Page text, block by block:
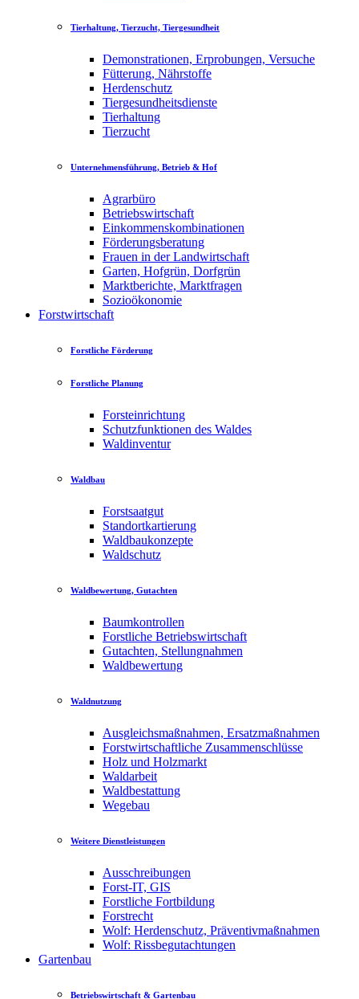
Tierhaltung, Tierzucht, Tiergesundheit
Demonstrationen, Erprobungen, Versuche
Fütterung, Nährstoffe
Herdenschutz
Tiergesundheitsdienste
Tierhaltung
Tierzucht
Unternehmensführung, Betrieb & Hof
Agrarbüro
Betriebswirtschaft
Einkommenskombinationen
Förderungsberatung
Frauen in der Landwirtschaft
Garten, Hofgrün, Dorfgrün
Marktberichte, Marktfragen
Sozioökonomie
Forstwirtschaft
Forstliche Förderung
Forstliche Planung
Forsteinrichtung
Schutzfunktionen des Waldes
Waldinventur
Waldbau
Forstsaatgut
Standortkartierung
Waldbaukonzepte
Waldschutz
Waldbewertung, Gutachten
Baumkontrollen
Forstliche Betriebswirtschaft
Gutachten, Stellungnahmen
Waldbewertung
Waldnutzung
Ausgleichsmaßnahmen, Ersatzmaßnahmen
Forstwirtschaftliche Zusammenschlüsse
Holz und Holzmarkt
Waldarbeit
Waldbestattung
Wegebau
Weitere Dienstleistungen
Ausschreibungen
Forst-IT, GIS
Forstliche Fortbildung
Forstrecht
Wolf: Herdenschutz, Präventivmaßnahmen
Wolf: Rissbegutachtungen
Gartenbau
Betriebswirtschaft & Gartenbau